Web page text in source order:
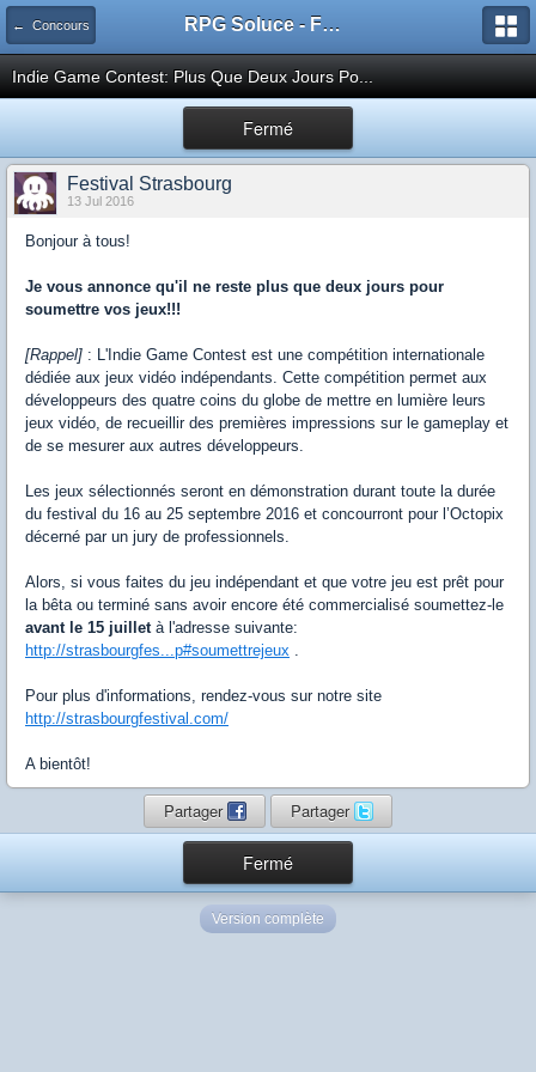
← Concours RPG Soluce - Forum
Indie Game Contest: Plus Que Deux Jours Po...
Fermé
Festival Strasbourg
13 Jul 2016
Bonjour à tous!
Je vous annonce qu'il ne reste plus que deux jours pour
soumettre vos jeux!!!
[Rappel] : L'Indie Game Contest est une compétition internationale
dédiée aux jeux vidéo indépendants. Cette compétition permet aux
développeurs des quatre coins du globe de mettre en lumière leurs
jeux vidéo, de recueillir des premières impressions sur le gameplay et
de se mesurer aux autres développeurs.
Les jeux sélectionnés seront en démonstration durant toute la durée
du festival du 16 au 25 septembre 2016 et concourront pour l’Octopix
décerné par un jury de professionnels.
Alors, si vous faites du jeu indépendant et que votre jeu est prêt pour
la bêta ou terminé sans avoir encore été commercialisé soumettez-le
avant le 15 juilletà l'adresse suivante:
http://strasbourgfes...p#soumettrejeux .
Pour plus d'informations, rendez-vous sur notre site
http://strasbourgfestival.com/
A bientôt!
Partager Partager
Fermé
Version complète